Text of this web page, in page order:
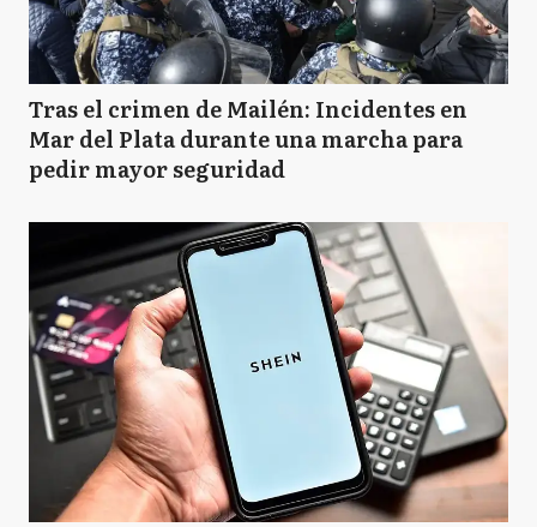
Tras el crimen de Mailén: Incidentes en
Mar del Plata durante una marcha para
pedir mayor seguridad